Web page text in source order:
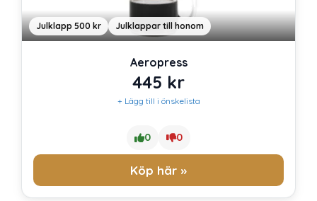
Julklapp 500 kr Julklappar till honom
Aeropress
445 kr
+ Lägg till i önskelista
0 0
Köp här »